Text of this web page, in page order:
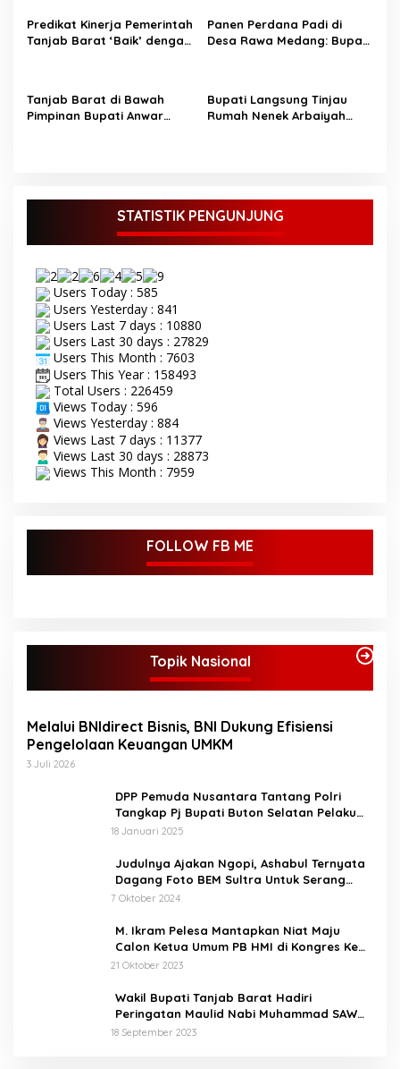
Predikat Kinerja Pemerintah
Tanjab Barat ‘Baik’ dengan
Panen Perdana Padi di
Desa Rawa Medang: Bupati
Tanjab Barat di Bawah
Pimpinan Bupati Anwar
Bupati Langsung Tinjau
Rumah Nenek Arbaiyah
STATISTIK PENGUNJUNG
Users Today : 585
Users Yesterday : 841
Users Last 7 days : 10880
Users Last 30 days : 27829
Users This Month : 7603
Users This Year : 158493
Total Users : 226459
Views Today : 596
Views Yesterday : 884
Views Last 7 days : 11377
Views Last 30 days : 28873
Views This Month : 7959
FOLLOW FB ME
Topik Nasional
Melalui BNIdirect Bisnis, BNI Dukung Efisiensi
Pengelolaan Keuangan UMKM
3 Juli 2026
DPP Pemuda Nusantara Tantang Polri
Tangkap Pj Bupati Buton Selatan Pelaku
Penganiaya Aktvis HMI
18 Januari 2025
Judulnya Ajakan Ngopi, Ashabul Ternyata
Dagang Foto BEM Sultra Untuk Serang
Paslon
7 Oktober 2024
M. Ikram Pelesa Mantapkan Niat Maju
Calon Ketua Umum PB HMI di Kongres Ke
XXXII Pontianak
21 Oktober 2023
Wakil Bupati Tanjab Barat Hadiri
Peringatan Maulid Nabi Muhammad SAW
1445 H di Masjid Darul Falah Senyerang
18 September 2023